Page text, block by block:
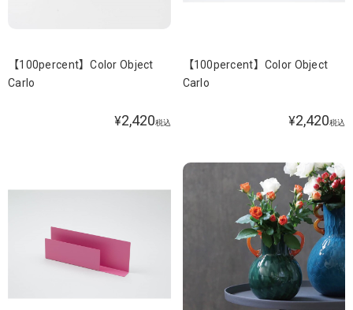
【100percent】Color Object
Carlo
¥2,420税込
【100percent】Color Object
Carlo
¥2,420税込